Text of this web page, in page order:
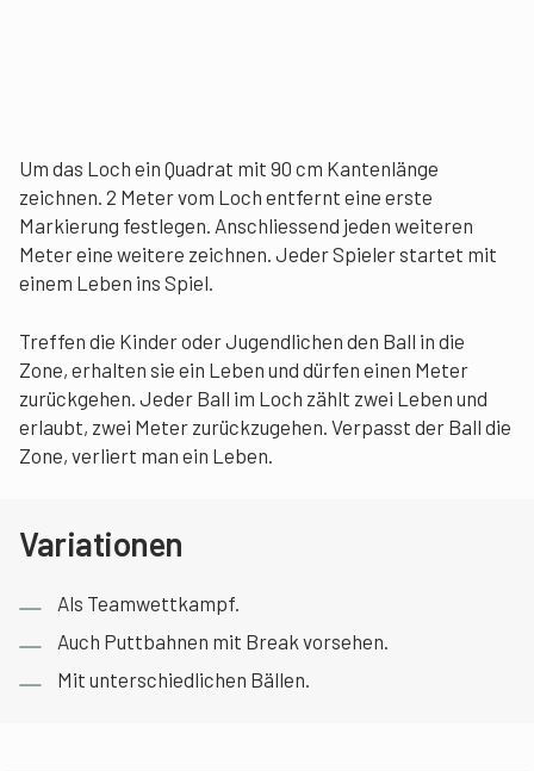
Um das Loch ein Quadrat mit 90 cm Kantenlänge
zeichnen. 2 Meter vom Loch entfernt eine erste
Markierung festlegen. Anschliessend jeden weiteren
Meter eine weitere zeichnen. Jeder Spieler startet mit
einem Leben ins Spiel.
Treffen die Kinder oder Jugendlichen den Ball in die
Zone, erhalten sie ein Leben und dürfen einen Meter
zurückgehen. Jeder Ball im Loch zählt zwei Leben und
erlaubt, zwei Meter zurückzugehen. Verpasst der Ball die
Zone, verliert man ein Leben.
Variationen
Als Teamwettkampf.
Auch Puttbahnen mit Break vorsehen.
Mit unterschiedlichen Bällen.